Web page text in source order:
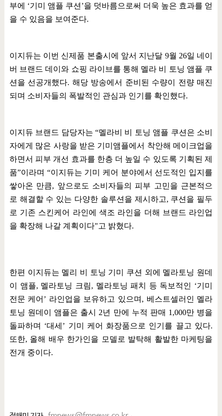
부에 ‘기미 앰플 쿠션 ’을 덧바름으로써 더욱 높은 효과를 얻
을 수 있음을 보여준다.
이지듀는 이번 신제품 본출시에 앞서 지난달 9월 26일 네이
버 브랜드 데이와 쇼핑 라이브를 통해 멜라 비 토닝 앰플 쿠
션을 선공개했다. 해당 방송에서 준비된 수량이 전량 매진
되며 소비자들의 폭발적인 관심과 인기를 확인했다.
이지듀 브랜드 담당자는“멜라비 비 토닝 앰플 쿠션은 소비
자에게 많은 사랑을 받은 기미앰플에서 착안해 메이크업을
하면서 피부 개선 효과를 한층 더 높일 수 있도록 기획된 제
품”이라며 “이지듀는 기미 케어 분야에서 선도적인 입지를
쌓아온 만큼, 앞으로도 소비자들의 피부 고민을 근본적으
로 해결할 수 있는 다양한 솔루션을 제시하고, 쿠션을 필두
로 기존 스킨케어 라인에 색조 라인을 더해 브랜드 라인업
을 확장해 나갈 계획이다"고 밝혔다.
한편 이지듀는 멜리 비 토닝 기미 쿠션 외에 멜라토닝 원데
이 앰플, 멜라토닝 크림, 멜라토닝 패치 등 독보적인 ‘기미
전문 케어 ’ 라인업을 보유하고 있으며 , 베스트셀러인 멜라
토닝 원데이 앰플은 출시 2년 만에 누적 판매 1,000만 병을
돌파하며 ‘대세 ’ 기미 케어 화장품으로 인기를 끌고 있다.
또한, 올해 배우 한가인을 모델로 발탁해 활발한 마케팅을
전개 중이다.